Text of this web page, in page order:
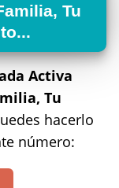
Tu
Activa
Tu
hacerlo
número: